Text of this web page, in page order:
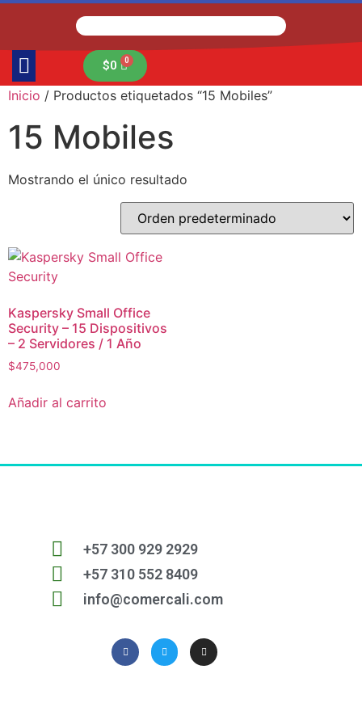
$0
Inicio / Productos etiquetados “15 Mobiles”
15 Mobiles
Mostrando el único resultado
Kaspersky Small Office
Security – 15 Dispositivos
– 2 Servidores / 1 Año
$475,000
Añadir al carrito
+57 300 929 2929
+57 310 552 8409
info@comercali.com